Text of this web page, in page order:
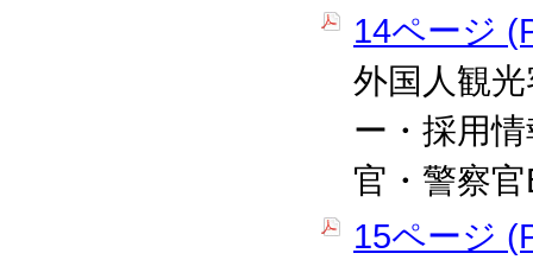
14ページ
外国人観
ー・採用
官・警察
15ページ